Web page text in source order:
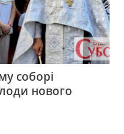
соборі
нового